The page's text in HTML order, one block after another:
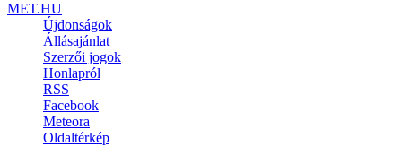
MET.HU
Újdonságok
Állásajánlat
Szerzői jogok
Honlapról
RSS
Facebook
Meteora
Oldaltérkép